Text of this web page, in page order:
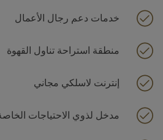
خدمات دعم رجال الأعمال
منطقة استراحة تناول القهوة
إنترنت لاسلكي مجاني
مدخل لذوي الاحتياجات